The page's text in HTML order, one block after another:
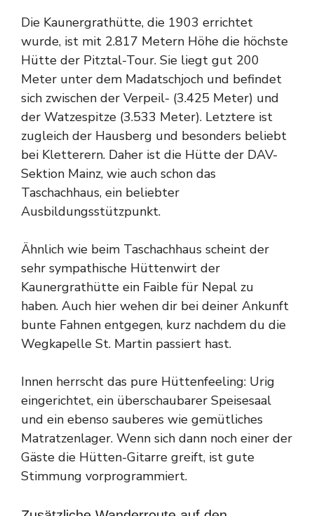
Die Kaunergrathütte, die 1903 errichtet
wurde, ist mit 2.817 Metern Höhe die höchste
Hütte der Pitztal-Tour. Sie liegt gut 200
Meter unter dem Madatschjoch und befindet
sich zwischen der Verpeil- (3.425 Meter) und
der Watzespitze (3.533 Meter). Letztere ist
zugleich der Hausberg und besonders beliebt
bei Kletterern. Daher ist die Hütte der DAV-
Sektion Mainz, wie auch schon das
Taschachhaus, ein beliebter
Ausbildungsstützpunkt.
Ähnlich wie beim Taschachhaus scheint der
sehr sympathische Hüttenwirt der
Kaunergrathütte ein Faible für Nepal zu
haben. Auch hier wehen dir bei deiner Ankunft
bunte Fahnen entgegen, kurz nachdem du die
Wegkapelle St. Martin passiert hast.
Innen herrscht das pure Hüttenfeeling: Urig
eingerichtet, ein überschaubarer Speisesaal
und ein ebenso sauberes wie gemütliches
Matratzenlager. Wenn sich dann noch einer der
Gäste die Hütten-Gitarre greift, ist gute
Stimmung vorprogrammiert.